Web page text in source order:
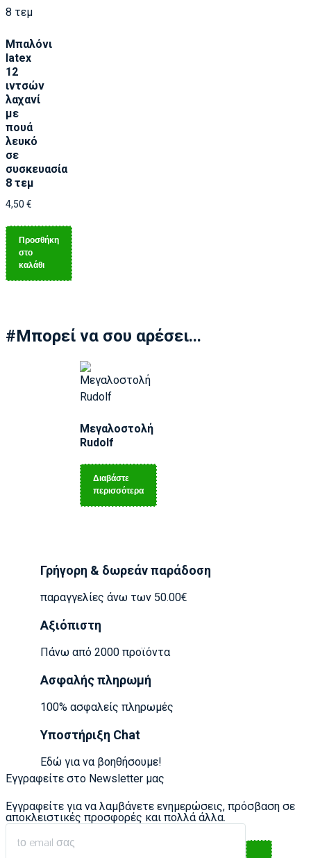
Μπαλόνι
latex
12
ιντσών
λαχανί
με
πουά
λευκό
σε
συσκευασία
8 τεμ
4,50 €
Προσθήκη
στο
καλάθι
#Μπορεί να σου αρέσει...
Μεγαλοστολή
Rudolf
Διαβάστε
περισσότερα
Γρήγορη & δωρεάν παράδοση
παραγγελίες άνω των 50.00€
Αξιόπιστη
Πάνω από 2000 προϊόντα
Ασφαλής πληρωμή
100% ασφαλείς πληρωμές
Υποστήριξη Chat
Εδώ για να βοηθήσουμε!
Εγγραφείτε στο Newsletter μας
Εγγραφείτε για να λαμβάνετε ενημερώσεις, πρόσβαση σε
αποκλειστικές προσφορές και πολλά άλλα.